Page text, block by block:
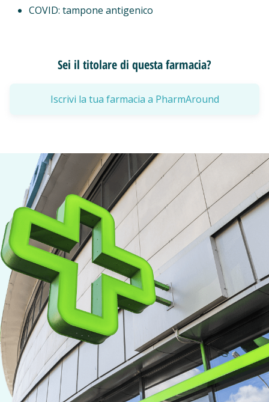
COVID: tampone antigenico
Sei il titolare di questa farmacia?
Iscrivi la tua farmacia a PharmAround